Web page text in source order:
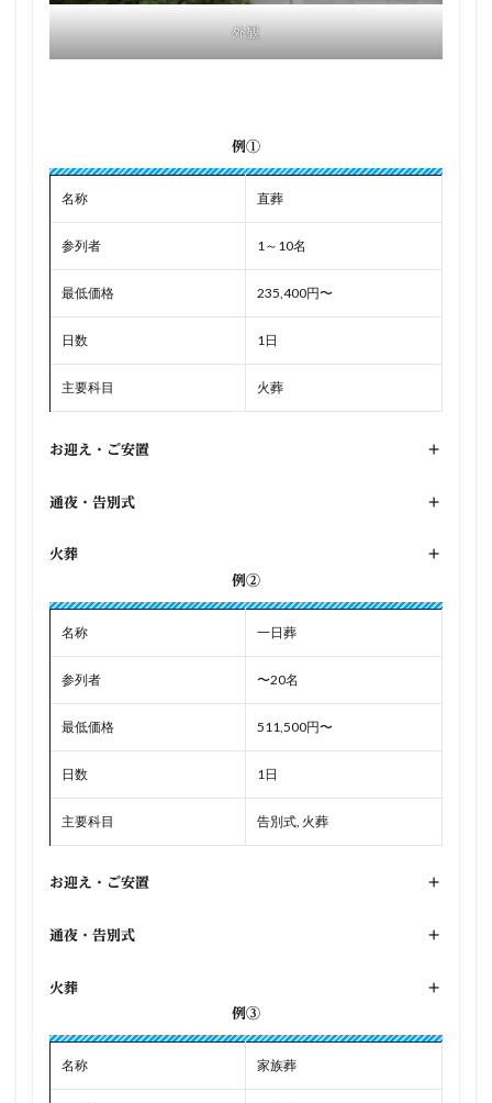
外観
例①
名称 直葬
参列者 1～10名
最低価格 235,400円〜
日数 1日
主要科目 火葬
お迎え・ご安置 +
通夜・告別式 +
火葬
+
例②
名称 一日葬
参列者 〜20名
最低価格 511,500円〜
日数 1日
主要科目 告別式, 火葬
お迎え・ご安置 +
通夜・告別式 +
火葬
+
例③
名称 家族葬